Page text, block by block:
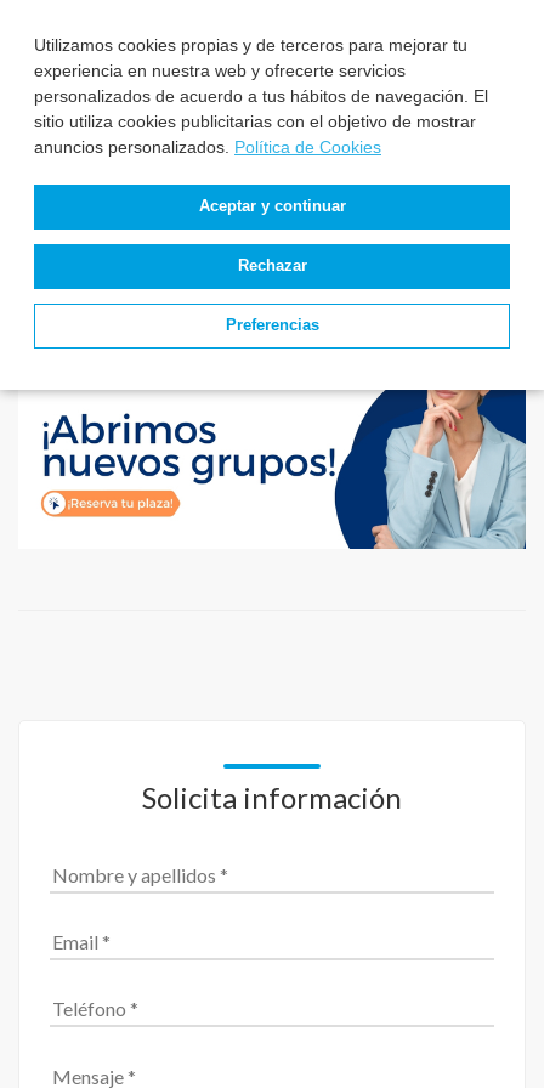
Utilizamos cookies propias y de terceros para mejorar tu
experiencia en nuestra web y ofrecerte servicios
personalizados de acuerdo a tus hábitos de navegación. El
sitio utiliza cookies publicitarias con el objetivo de mostrar
anuncios personalizados. Política de Cookies
Aceptar y continuar
Rechazar
Preferencias
El Instituto Nacional
de Gestión Sanitaria
aprueba la relaci...
Solicita información